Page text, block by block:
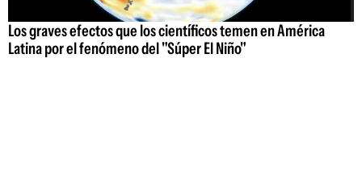
Los graves efectos que los científicos temen en América
Latina por el fenómeno del "Súper El Niño"